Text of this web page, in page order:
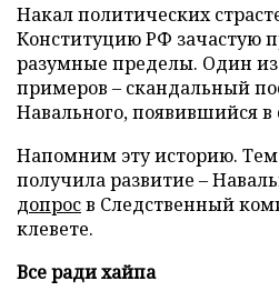
Накал политических
Конституцию РФ зачастую
разумные пределы. Один
примеров – скандальный
Навального, появившийся в
Напомним эту историю. Тем
получила развитие –
допросв Следственный
клевете.
Все ради хайпа